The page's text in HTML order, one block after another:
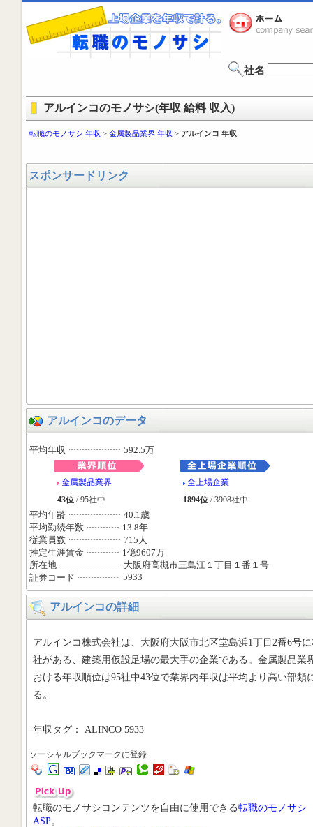
社名
アルインコのモノサシ(年収 給料 収入)
転職のモノサシ 年収 > 金属製品業界 年収 > アルインコ 年収
スポンサードリンク
アルインコのデータ
平均年収 592.5万
金属製品業界
43位 / 95社中
全上場企業
1894位 / 3908社中
平均年齢
40.1歳
平均勤続年数
13.8年
従業員数
715人
推定生涯賃金
1億9607万
所在地
大阪府高槻市三島江１丁目１番１号
証券コード
5933
アルインコの詳細
アルインコ株式会社は、大阪府大阪市北区堂島浜1丁目2番6号
社がある、建築用仮設足場の最大手の企業である。金属製品業
おける年収順位は95社中43位で業界内年収は平均より高い部類
る。
年収タグ： ALINCO 5933
ソーシャルブックマークに登録
転職のモノサシコンテンツを自由に使用できる転職のモノサシ
ASP。